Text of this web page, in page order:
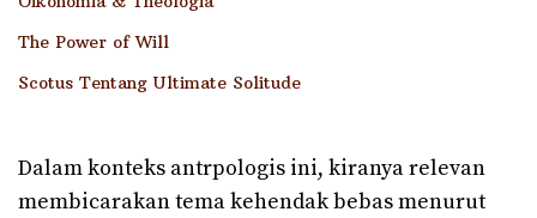
The Power of Will
Scotus Tentang Ultimate Solitude
Dalam konteks antrpologis ini, kiranya relevan
membicarakan tema kehendak bebas menurut